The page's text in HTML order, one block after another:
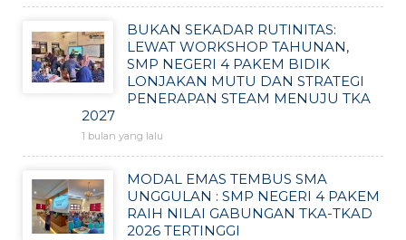
BUKAN SEKADAR RUTINITAS:
LEWAT WORKSHOP TAHUNAN,
SMP NEGERI 4 PAKEM BIDIK
LONJAKAN MUTU DAN STRATEGI
PENERAPAN STEAM MENUJU TKA
2027
1 bulan yang lalu
MODAL EMAS TEMBUS SMA
UNGGULAN : SMP NEGERI 4 PAKEM
RAIH NILAI GABUNGAN TKA-TKAD
2026 TERTINGGI